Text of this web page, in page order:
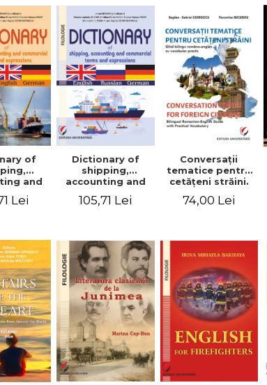
roumain et en
citoyens
étrangers
of
and
and
Lei
Dictionary of
shipping,
accounting and
terms and
105,71 Lei
Conversaţii
tematice pentru
cetăţeni străini.
româno-englez
Bilingual
Romanian-
English guide
with practical
vocabulary
74,00 Lei